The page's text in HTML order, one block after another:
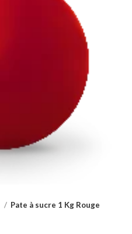
Pate à sucre 1 Kg Rouge